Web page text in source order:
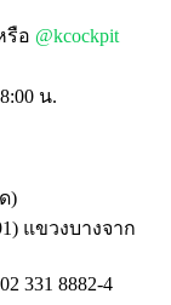
รือ @kcockpit
น.
)
แขวงบางจาก
331 8882-4